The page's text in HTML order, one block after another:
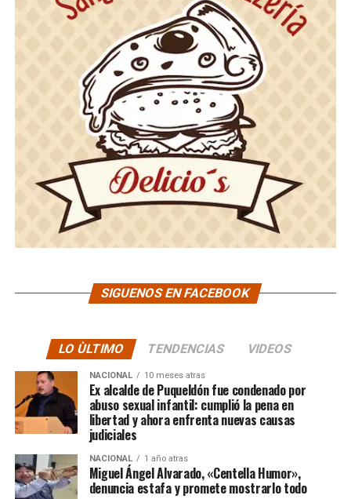
SIGUENOS EN FACEBOOK
LO ÙLTIMO TENDENCIAS VIDEOS
NACIONAL 10 meses atras
Ex alcalde de Puqueldón fue condenado por
abuso sexual infantil: cumplió la pena en
libertad y ahora enfrenta nuevas causas
judiciales
NACIONAL 1 año atras
Miguel Ángel Alvarado, «Centella Humor»,
denuncia estafa y promete mostrarlo todo